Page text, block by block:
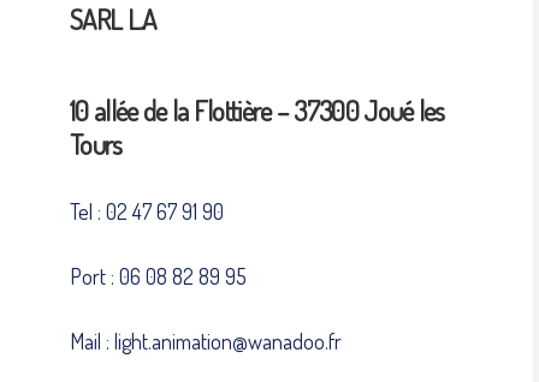
SARL L.A
10 allée de la Flottière – 37300 Joué les
Tours
Tel : 02 47 67 91 90
Port : 06 08 82 89 95
Mail : light.animation@wanadoo.fr